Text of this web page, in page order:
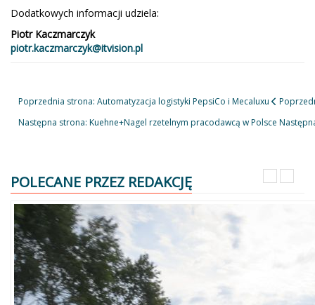
Dodatkowych informacji udziela:
Piotr Kaczmarczyk
piotr.kaczmarczyk@itvision.pl
Poprzednia strona: Automatyzacja logistyki PepsiCo i Mecaluxu
Następna strona: Kuehne+Nagel rzetelnym pracodawcą w Polsce
POLECANE PRZEZ REDAKCJĘ